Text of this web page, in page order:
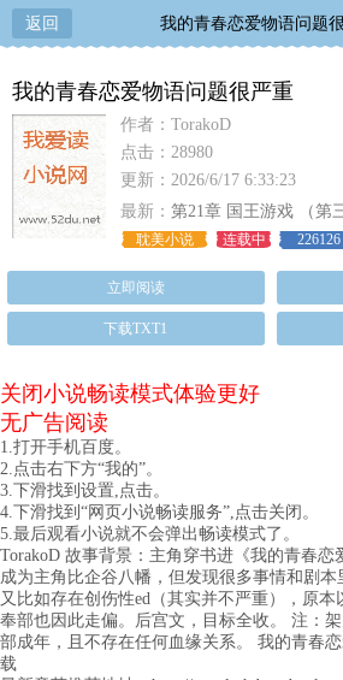
返回 我的青春恋爱物语问题
我的青春恋爱物语问题很严重
作者：TorakoD
点击：28980
更新：2026/6/17 6:33:23
最新： 第21章 国王游戏 （第
耽美小说 连载中 226126
立即阅读
下载TXT1
关闭小说畅读模式体验更好
无广告阅读
1.打开手机百度。
2.点击右下方“我的”。
3.下滑找到设置,点击。
4.下滑找到“网页小说畅读服务”,点击关闭。
5.最后观看小说就不会弹出畅读模式了。
TorakoD 故事背景：主角穿书进《我的青春恋
成为主角比企谷八幡，但发现很多事情和剧本
又比如存在创伤性ed（其实并不严重），原
奉部也因此走偏。后宫文，目标全收。 注：
部成年，且不存在任何血缘关系。 我的青春
载